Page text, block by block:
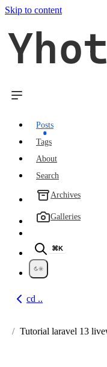
Skip to content
Posts
Tags
About
Search
Archives
Galleries
⌘K
cd ..
Go back
Tutorial laravel 13